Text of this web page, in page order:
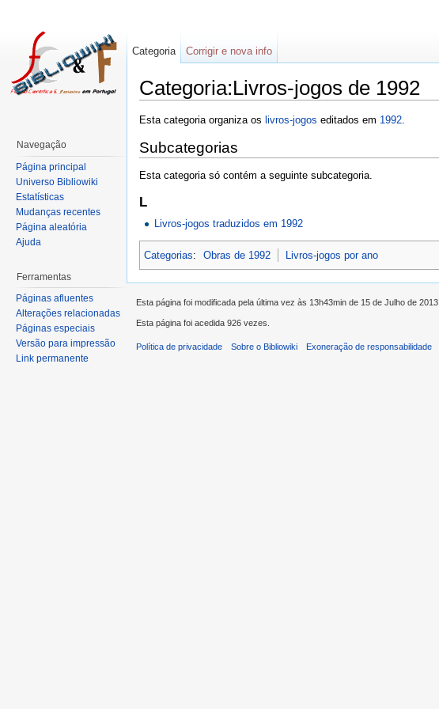
Categoria:Livros-jogos de 1992
Esta categoria organiza os livros-jogos editados em 1992.
Subcategorias
Esta categoria só contém a seguinte subcategoria.
L
Livros-jogos traduzidos em 1992
Categorias: Obras de 1992 Livros-jogos por ano
Categoria Corrigir e nova info
Navegação
Página principal
Universo Bibliowiki
Estatísticas
Mudanças recentes
Página aleatória
Ajuda
Ferramentas
Páginas afluentes
Alterações relacionadas
Páginas especiais
Versão para impressão
Link permanente
Esta página foi modificada pela última vez às 13h43min de 15 de Julho de 2013.
Esta página foi acedida 926 vezes.
Política de privacidade Sobre o Bibliowiki Exoneração de responsabilidade